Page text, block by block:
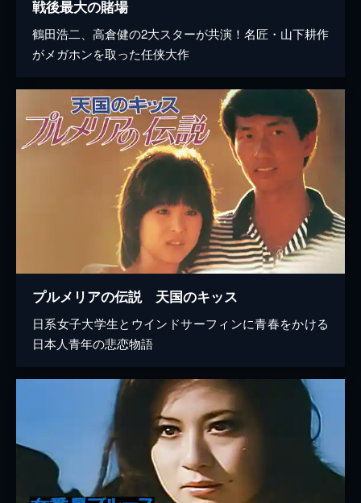
戦後最大の賭場
鶴田浩二、高倉健の2大スターが共演！名匠・山下耕作
がメガホンを取った任侠大作
プルメリアの伝説 天国のキッス
日系女子大学生とウインドサーフィンに青春をかける
日本人青年の悲恋物語